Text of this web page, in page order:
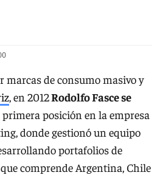
marcas de consumo masivo y
, en 2012Rodolfo Fasce se
primera posición en la empresa
donde gestionó un equipo
portafolios de
comprende Argentina, Chile